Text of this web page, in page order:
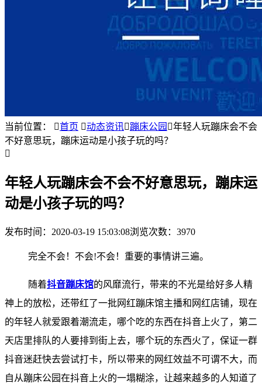
当前位置： 首页 动态资讯蹦床公园 年轻人玩蹦床会不会
不好意思玩，蹦床运动是小孩子玩的吗？

年轻人玩蹦床会不会不好意思玩，蹦床运
动是小孩子玩的吗？
发布时间： 2020-03-19 15:03:08浏览次数：3970
完全不会！不会!不会！重要的事情讲三遍。
随着抖音蹦床馆的风靡流行，带来的不光是给好多人精
神上的放松，还带红了一批网红蹦床馆主播和网红店铺，现在
的年轻人就爱跟着潮流走，哪个吃的东西在抖音上火了，第二
天店里排队的人要排到街上去，哪个玩的东西火了，保证一群
抖音迷赶快去尝试打卡，所以带来的网红效益不可谓不大，而
自从蹦床公园在抖音上火的一塌糊涂，让越来越多的人知道了